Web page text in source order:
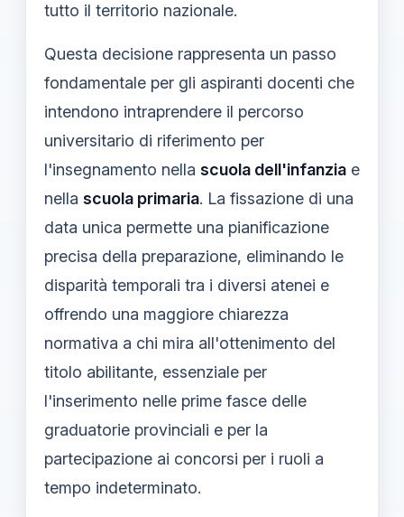
tutto il territorio nazionale.
Questa decisione rappresenta un passo
fondamentale per gli aspiranti docenti che
intendono intraprendere il percorso
universitario di riferimento per
l'insegnamento nella scuola dell'infanzia e
nella scuola primaria. La fissazione di una
data unica permette una pianificazione
precisa della preparazione, eliminando le
disparità temporali tra i diversi atenei e
offrendo una maggiore chiarezza
normativa a chi mira all'ottenimento del
titolo abilitante, essenziale per
l'inserimento nelle prime fasce delle
graduatorie provinciali e per la
partecipazione ai concorsi per i ruoli a
tempo indeterminato.